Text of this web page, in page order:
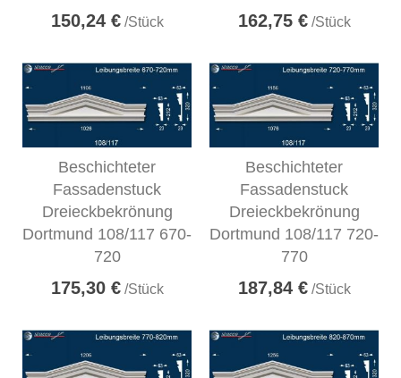
150,24 €/Stück 162,75 €/Stück
Beschichteter
Fassadenstuck
Dreieckbekrönung
Dortmund 108/117 670-
720
175,30 €/Stück
Beschichteter
Fassadenstuck
Dreieckbekrönung
Dortmund 108/117 720-
770
187,84 €/Stück